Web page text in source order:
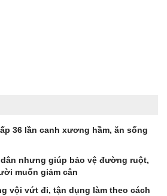
36 lần canh xương hầm, ăn sống
nhưng giúp bảo vệ đường ruột,
muốn giảm cân
vội vứt đi, tận dụng làm theo cách